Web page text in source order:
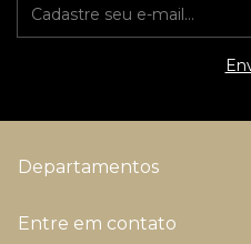
Departamentos
Entre em contato